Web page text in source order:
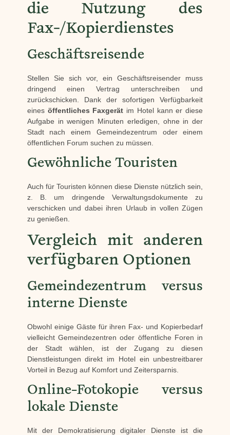
die Nutzung des
Fax-/Kopierdienstes
Geschäftsreisende
Stellen Sie sich vor, ein Geschäftsreisender muss
dringend einen Vertrag unterschreiben und
zurückschicken. Dank der sofortigen Verfügbarkeit
eines öffentliches Faxgerät im Hotel kann er diese
Aufgabe in wenigen Minuten erledigen, ohne in der
Stadt nach einem Gemeindezentrum oder einem
öffentlichen Forum suchen zu müssen.
Gewöhnliche Touristen
Auch für Touristen können diese Dienste nützlich sein,
z. B. um dringende Verwaltungsdokumente zu
verschicken und dabei ihren Urlaub in vollen Zügen
zu genießen.
Vergleich mit anderen
verfügbaren Optionen
Gemeindezentrum versus
interne Dienste
Obwohl einige Gäste für ihren Fax- und Kopierbedarf
vielleicht Gemeindezentren oder öffentliche Foren in
der Stadt wählen, ist der Zugang zu diesen
Dienstleistungen direkt im Hotel ein unbestreitbarer
Vorteil in Bezug auf Komfort und Zeitersparnis.
Online-Fotokopie versus
lokale Dienste
Mit der Demokratisierung digitaler Dienste ist die